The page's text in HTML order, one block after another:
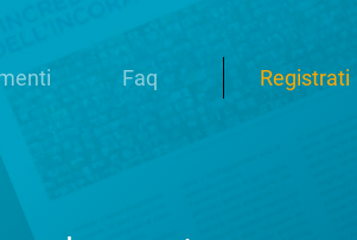
Faq Registrati